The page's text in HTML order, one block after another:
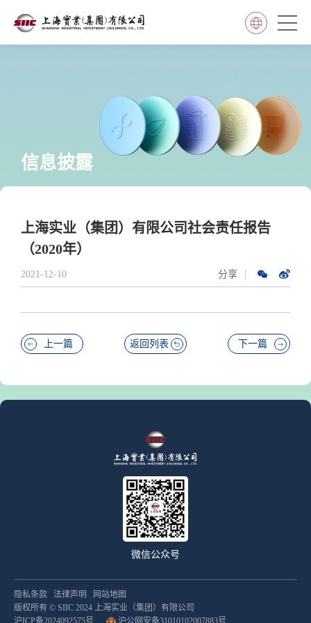
信息披露
上海实业（集团）有限公司社会责任报告
（2020年）
2021-12-10 分享
上一篇 返回列表 下一篇
微信公众号
版权所有 © SIIC 2024 上海实业（集团）有限公司
沪ICP备2024092575号
沪公网安备31010102007883号
隐私条款 法律声明 网站地图